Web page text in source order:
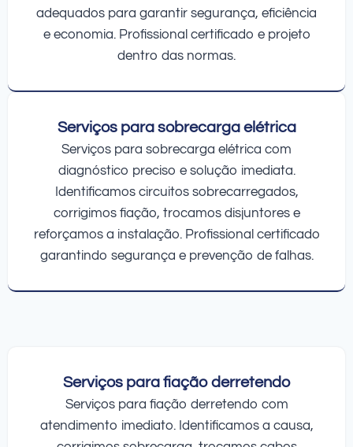
adequados para garantir segurança, eficiência
e economia. Profissional certificado e projeto
dentro das normas.
Serviços para sobrecarga elétrica
Serviços para sobrecarga elétrica com
diagnóstico preciso e solução imediata.
Identificamos circuitos sobrecarregados,
corrigimos fiação, trocamos disjuntores e
reforçamos a instalação. Profissional certificado
garantindo segurança e prevenção de falhas.
Serviços para fiação derretendo
Serviços para fiação derretendo com
atendimento imediato. Identificamos a causa,